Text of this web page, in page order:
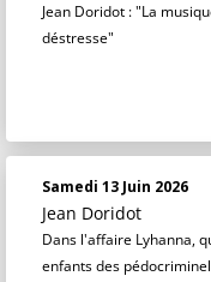
Jean Doridot : "La
déstresse"
Samedi 13 Juin 2026
Jean Doridot
Dans l'affaire Lyhanna,
enfants des